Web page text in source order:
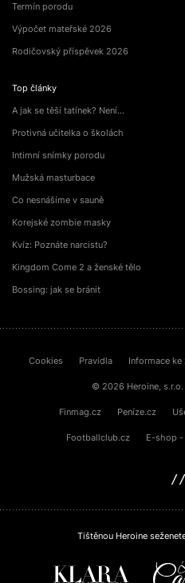
Termín porodu
Výpočet mateřské 2026
Rodičovský příspěvek 2026
Top články
A jak se těší tatínek? Není…
Protivná učitelka o školách
Intimní snímky porodu
Mužská masturbace
Co nesnášíme v sauně
Korejské zombie masky
Kvíz: Poznáte narcistu?
Kingdom Come 2 a ženské tělo
Bossing: jak se bránit
Cookies Pravidla Informace
© 2026 Heroine,
Finmag.cz Peníze.cz
Footballclub.cz E-shop -
Tištěnou Heroine